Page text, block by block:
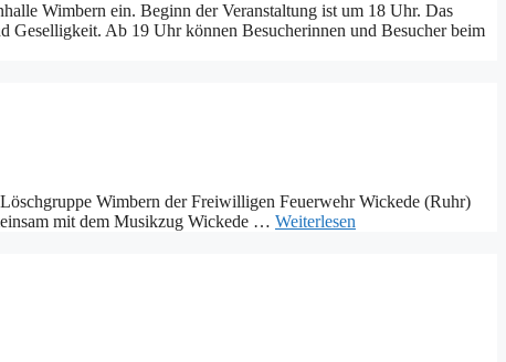
Wimbern ein. Beginn der Veranstaltung ist um 18 Uhr. Das
Geselligkeit. Ab 19 Uhr können Besucherinnen und Besucher beim
Wimbern der Freiwilligen Feuerwehr Wickede (Ruhr)
mit dem Musikzug Wickede … Weiterlesen